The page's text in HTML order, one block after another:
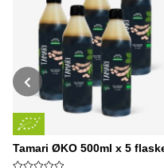
Tamari ØKO 500ml x 5